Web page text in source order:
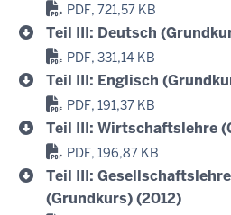
PDF, 721,57 KB
Teil III: Deutsch
PDF, 331,14 KB
Teil III: Englisch
PDF, 191,37 KB
Teil III: Wirtschaftslehre
PDF, 196,87 KB
Teil III:
(Grundkurs) (2012)